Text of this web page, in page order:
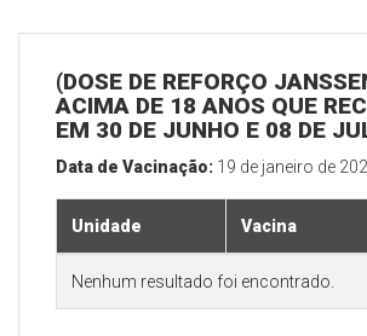
(DOSE DE REFORÇO
ACIMA DE 18 ANOS QUE
EM 30 DE JUNHO E 08 DE
Data de Vacinação: 19 de janeiro de
Unidade Vacina
Nenhum resultado foi encontrado.